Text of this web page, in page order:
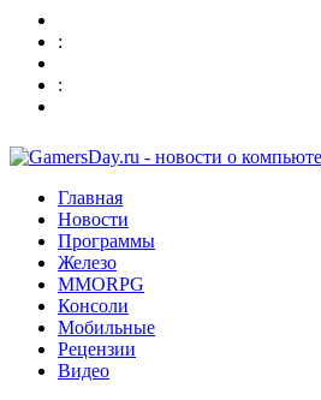
:
:
Главная
Новости
Программы
Железо
MMORPG
Консоли
Мобильные
Рецензии
Видео